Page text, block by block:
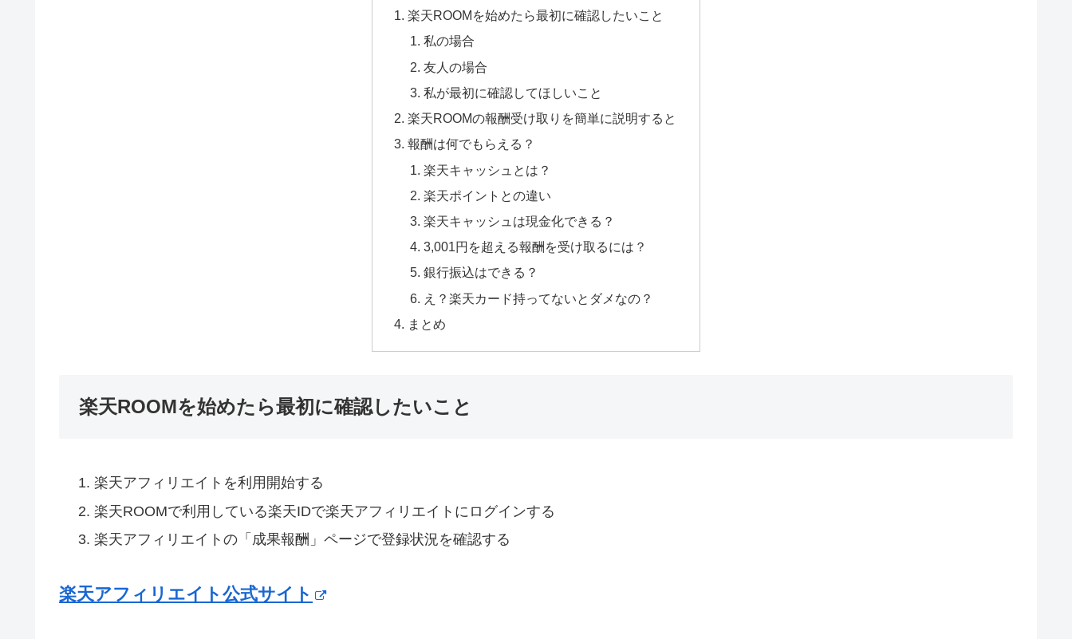
楽天ROOMを始めたら最初に確認したいこと
私の場合
友人の場合
私が最初に確認してほしいこと
楽天ROOMの報酬受け取りを簡単に説明すると
報酬は何でもらえる？
楽天キャッシュとは？
楽天ポイントとの違い
楽天キャッシュは現金化できる？
3,001円を超える報酬を受け取るには？
銀行振込はできる？
え？楽天カード持ってないとダメなの？
まとめ
楽天ROOMを始めたら最初に確認したいこと
楽天アフィリエイトを利用開始する
楽天ROOMで利用している楽天IDで楽天アフィリエイトにログインする
楽天アフィリエイトの「成果報酬」ページで登録状況を確認する
楽天アフィリエイト公式サイト